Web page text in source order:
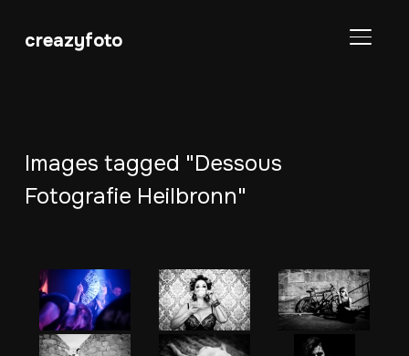
creazyfoto
Images tagged "Dessous
Fotografie Heilbronn"